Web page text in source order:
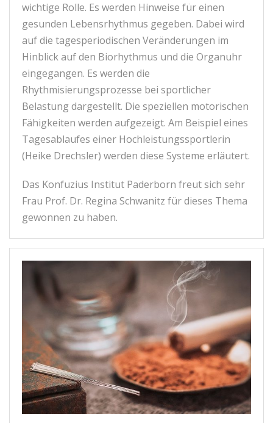
wichtige Rolle. Es werden Hinweise für einen
gesunden Lebensrhythmus gegeben. Dabei wird
auf die tagesperiodischen Veränderungen im
Hinblick auf den Biorhythmus und die Organuhr
eingegangen. Es werden die
Rhythmisierungsprozesse bei sportlicher
Belastung dargestellt. Die speziellen motorischen
Fähigkeiten werden aufgezeigt. Am Beispiel eines
Tagesablaufes einer Hochleistungssportlerin
(Heike Drechsler) werden diese Systeme erläutert.
Das Konfuzius Institut Paderborn freut sich sehr
Frau Prof. Dr. Regina Schwanitz für dieses Thema
gewonnen zu haben.